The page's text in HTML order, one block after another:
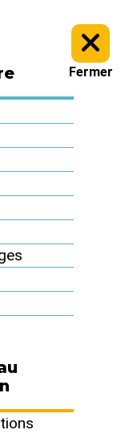
Fermer
Châlon